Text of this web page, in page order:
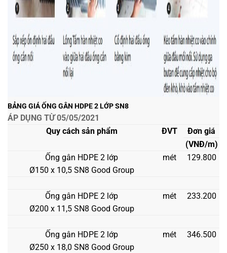
BẢNG GIÁ ỐNG GÂN HDPE 2 LỚP SN8
ÁP DỤNG TỪ 05/05/2021
Quy cách sản phẩm
ĐVT
Đơn giá
(VNĐ/m)
Ống gân HDPE 2 lớp
Ø150 x 10,5 SN8 Good Group
mét 129.800
Ống gân HDPE 2 lớp
Ø200 x 11,5 SN8 Good Group
mét 233.200
Ống gân HDPE 2 lớp
Ø250 x 18,0 SN8 Good Group
mét 346.500